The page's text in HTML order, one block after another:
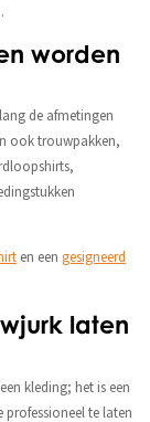
worden
de afmetingen
ook trouwpakken,
en een gesigneerd
laten
kleding; het is een
te laten